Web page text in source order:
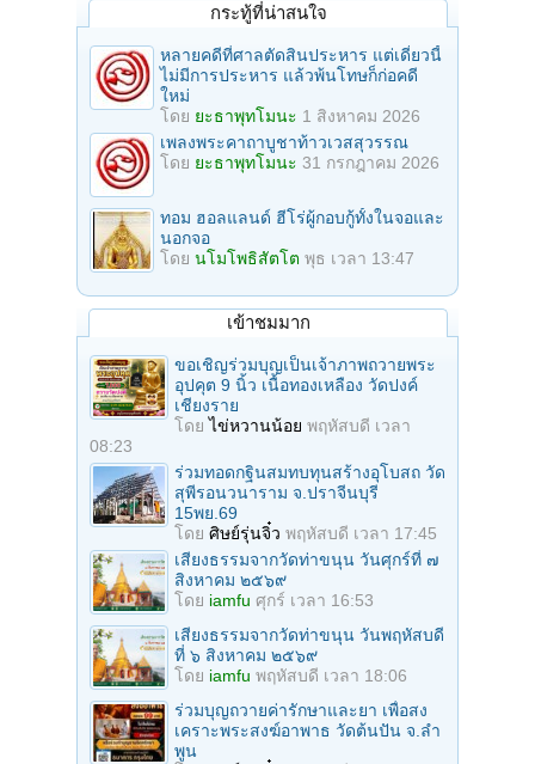
กระทู้ที่น่าสนใจ
หลายคดีที่ศาลตัดสินประหาร แต่เดี๋ยวนี้
ไม่มีการประหาร แล้วพ้นโทษก็ก่อคดี
ใหม่
โดย ยะธาพุทโมนะ 1 สิงหาคม 2026
เพลงพระคาถาบูชาท้าวเวสสุวรรณ
โดย ยะธาพุทโมนะ 31 กรกฎาคม 2026
ทอม ฮอลแลนด์ ฮีโร่ผู้กอบกู้ทั้งในจอและ
นอกจอ
โดย นโมโพธิสัตโต พุธ เวลา 13:47
เข้าชมมาก
ขอเชิญร่วมบุญเป็นเจ้าภาพถวายพระ
อุปคุต 9 นิ้ว เนื้อทองเหลือง วัดปงค์
เชียงราย
โดยไข่หวานน้อย พฤหัสบดี เวลา
08:23
ร่วมทอดกฐินสมทบทุนสร้างอุโบสถ วัด
สุพีรอนวนาราม จ.ปราจีนบุรี
15พย.69
โดย ศิษย์รุ่นจิ๋ว พฤหัสบดี เวลา 17:45
เสียงธรรมจากวัดท่าขนุน วันศุกร์ที่ ๗
สิงหาคม ๒๕๖๙
โดย iamfu ศุกร์ เวลา 16:53
เสียงธรรมจากวัดท่าขนุน วันพฤหัสบดี
ที่ ๖ สิงหาคม ๒๕๖๙
โดย iamfu พฤหัสบดี เวลา 18:06
ร่วมบุญถวายค่ารักษาและยา เพื่อสง
เคราะพระสงฆ์อาพาธ วัดต้นปัน จ.ลํา
พูน